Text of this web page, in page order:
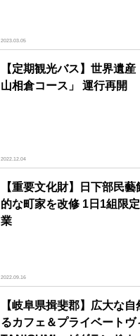
2023.03.05
【定期観光バス】世界遺
山相倉コース」 運行再開
2022.12.04
【重要文化財】日下部民
的な町家を改修 1日1組限
業
2022.09.16
【岐阜県揖斐郡】広大な
るカフェ＆プライベートヴ